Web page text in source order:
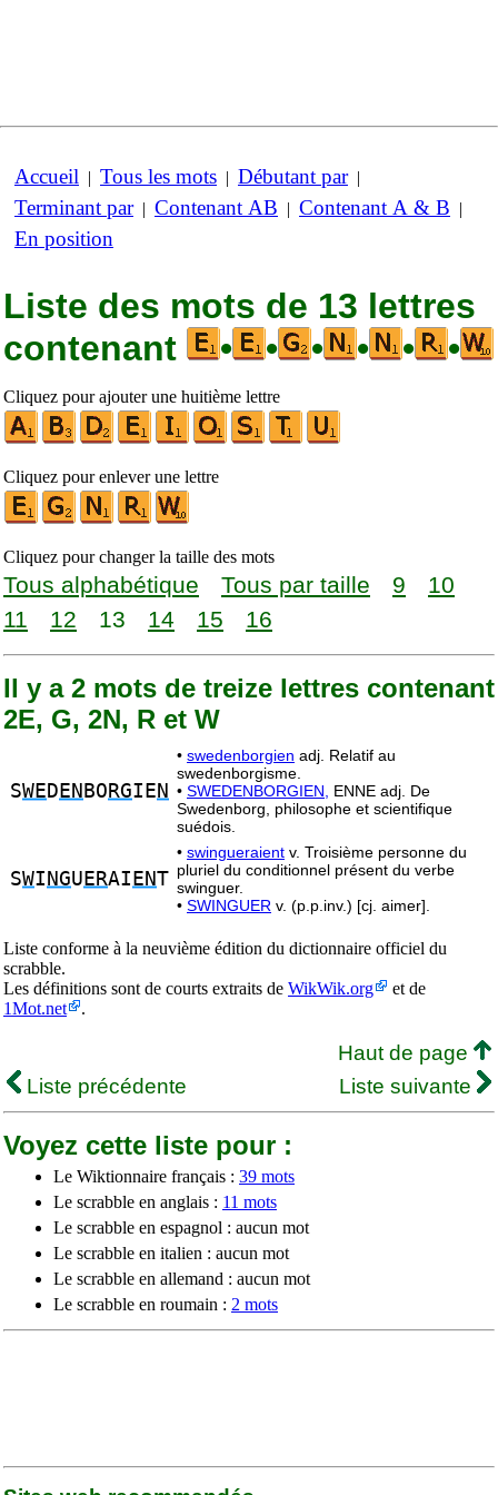
Accueil | Tous les mots | Débutant par|
Terminant par| Contenant AB | Contenant A & B |
En position
Liste des mots de 13 lettres
contenant
• • • • • •
Cliquez pour ajouter une huitième lettre
Cliquez pour enlever une lettre
Cliquez pour changer la taille des mots
Tous alphabétique Tous par taille 9
10
11
12 13 14 15 16
Il y a 2 mots de treize lettres contenant
2E, G, 2N, R et W
SWE D EN BO RGIE N
• swedenborgien adj. Relatif au
swedenborgisme.
• SWEDENBORGIEN,
ENNE adj. De
Swedenborg, philosophe et scientifique
suédois.
SWI NGU ERAI ENT
• swingueraient v. Troisième personne du
pluriel du conditionnel présent du verbe
swinguer.
• SWINGUER v. (p.p.inv.) [cj. aimer].
Liste conforme à la neuvième édition du dictionnaire officiel du
scrabble.
Les définitions sont de courts extraits de WikWik.org
et de
1Mot.net
.
Haut de page
Liste précédente
Liste suivante
Voyez cette liste pour :
Le Wiktionnaire français : 39 mots
Le scrabble en anglais : 11 mots
Le scrabble en espagnol : aucun mot
Le scrabble en italien : aucun mot
Le scrabble en allemand : aucun mot
Le scrabble en roumain : 2 mots